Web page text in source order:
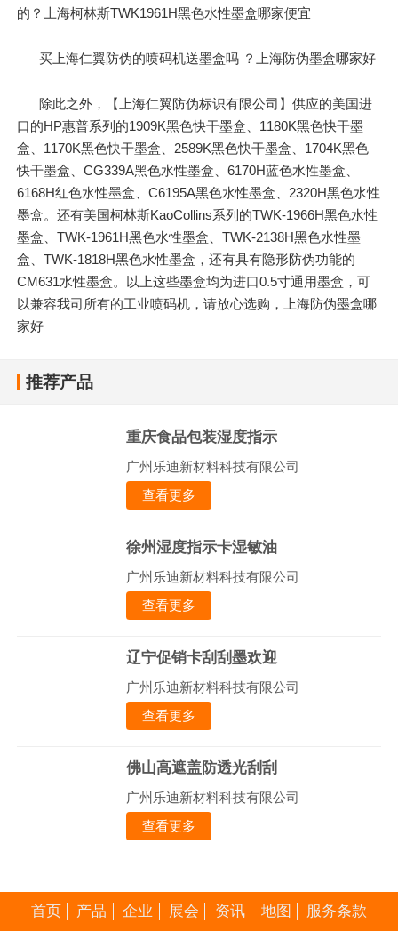
的？上海柯林斯TWK1961H黑色水性墨盒哪家便宜
买上海仁翼防伪的喷码机送墨盒吗 ？上海防伪墨盒哪家好
除此之外，【上海仁翼防伪标识有限公司】供应的美国进
口的HP惠普系列的1909K黑色快干墨盒、1180K黑色快干墨
盒、1170K黑色快干墨盒、2589K黑色快干墨盒、1704K黑色
快干墨盒、CG339A黑色水性墨盒、6170H蓝色水性墨盒、
6168H红色水性墨盒、C6195A黑色水性墨盒、2320H黑色水性
墨盒。还有美国柯林斯KaoCollins系列的TWK-1966H黑色水性
墨盒、TWK-1961H黑色水性墨盒、TWK-2138H黑色水性墨
盒、TWK-1818H黑色水性墨盒，还有具有隐形防伪功能的
CM631水性墨盒。以上这些墨盒均为进口0.5寸通用墨盒，可
以兼容我司所有的工业喷码机，请放心选购，上海防伪墨盒哪
家好
推荐产品
重庆食品包装湿度指示
广州乐迪新材料科技有限公司
查看更多
徐州湿度指示卡湿敏油
广州乐迪新材料科技有限公司
查看更多
辽宁促销卡刮刮墨欢迎
广州乐迪新材料科技有限公司
查看更多
佛山高遮盖防透光刮刮
广州乐迪新材料科技有限公司
查看更多
首页 产品 企业 展会 资讯 地图 服务条款